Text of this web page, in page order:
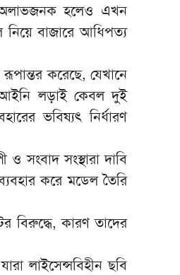
অলাভজনক হলেও এখন
নিয়ে বাজারে আধিপত্য
করেছে, যেখানে
লড়াই কেবল দুই
ভবিষ্যৎ নির্ধারণ
সংবাদ সংস্থারা দাবি
করে মডেল তৈরি
বিরুদ্ধে, কারণ তাদের
লাইসেন্সবিহীন ছবি